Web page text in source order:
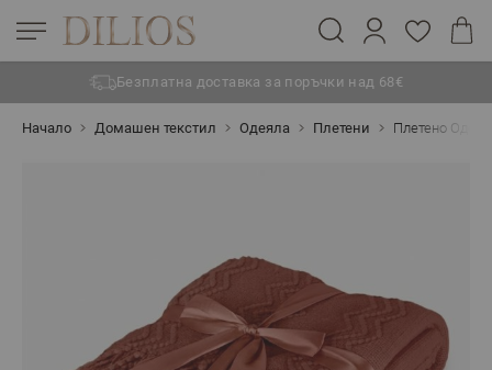
Безплатна доставка за поръчки над 68€
Начало Домашен текстил Одеяла Плетени Плетено